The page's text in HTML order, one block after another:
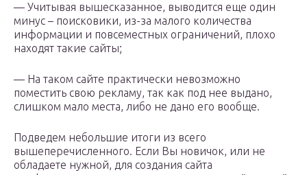
— Учитывая вышесказанное, выводится еще один
минус – поисковики, из-за малого количества
информации и повсеместных ограничений, плохо
находят такие сайты;
— На таком сайте практически невозможно
поместить свою рекламу, так как под нее выдано,
слишком мало места, либо не дано его вообще.
Подведем небольшие итоги из всего
вышеперечисленного. Если Вы новичок, или не
обладаете нужной, для создания сайта